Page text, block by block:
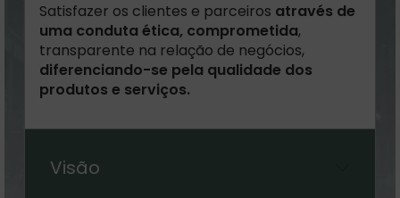
Satisfazer os clientes e parceiros através de
uma conduta ética, comprometida,
transparente na relação de negócios,
diferenciando-se pela qualidade dos
produtos e serviços.
Visão